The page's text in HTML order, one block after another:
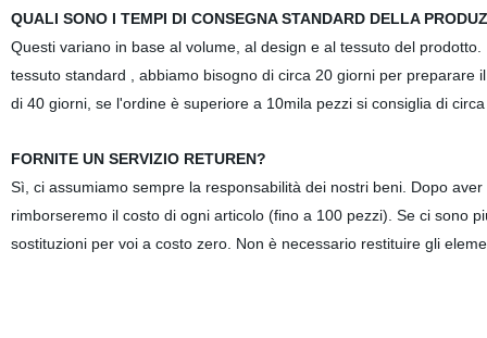
QUALI SONO I TEMPI DI CONSEGNA STANDARD DELLA
Questi variano in base al volume, al design e al tessuto del
tessuto standard , abbiamo bisogno di circa 20 giorni per
di 40 giorni, se l'ordine è superiore a 10mila pezzi si consiglia di
FORNITE UN SERVIZIO RETUREN?
Sì, ci assumiamo sempre la responsabilità dei nostri beni. Dopo
rimborseremo il costo di ogni articolo (fino a 100 pezzi). Se ci sono
sostituzioni per voi a costo zero. Non è necessario restituire gli